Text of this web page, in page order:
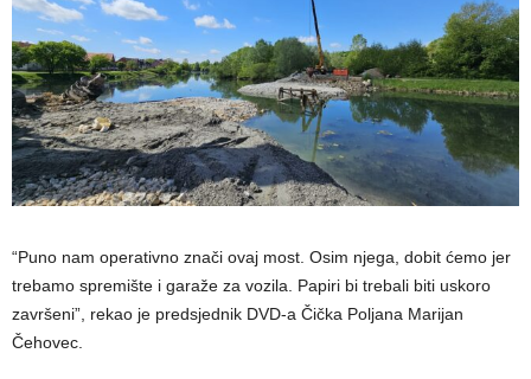
“Puno nam operativno znači ovaj most. Osim njega, dobit ćemo jer
trebamo spremište i garaže za vozila. Papiri bi trebali biti uskoro
završeni”, rekao je predsjednik DVD-a Čička Poljana Marijan
Čehovec.